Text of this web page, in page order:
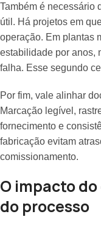
Também é necessário
útil. Há projetos em
operação. Em plantas
estabilidade por anos,
falha. Esse segundo
Por fim, vale alinhar
Marcação legível,
fornecimento e
fabricação evitam
comissionamento.
O impacto
do processo